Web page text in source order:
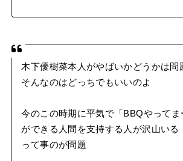
木下優樹菜本人がやばいかどうかは問
そんなのはどっちでもいいのよ
今のこの時期に平気で「BBQやって
ができる人間を支持する人が沢山いる
って事のが問題